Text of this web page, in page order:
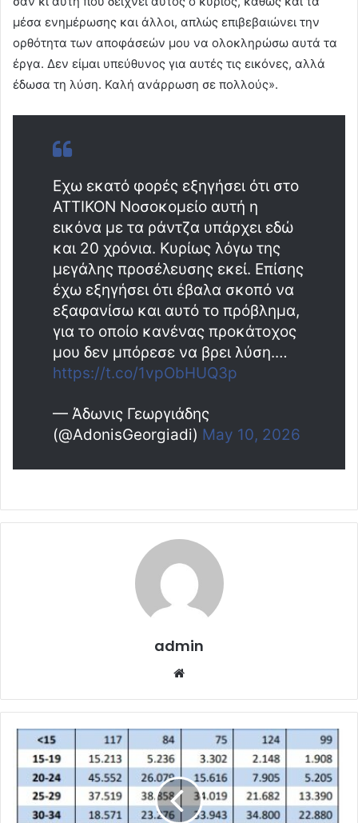
μέσα ενημέρωσης και άλλοι, απλώς επιβεβαιώνει την
ορθότητα των αποφάσεών μου να ολοκληρώσω αυτά τα
έργα. Δεν είμαι υπεύθυνος για αυτές τις εικόνες, αλλά
έδωσα τη λύση. Καλή ανάρρωση σε πολλούς».
Εχω εκατό φορές εξηγήσει ότι στο
ΑΤΤΙΚΟΝ Νοσοκομείο αυτή η
εικόνα με τα ράντζα υπάρχει εδώ
και 20 χρόνια. Κυρίως λόγω της
μεγάλης προσέλευσης εκεί. Επίσης
έχω εξηγήσει ότι έβαλα σκοπό να
εξαφανίσω και αυτό το πρόβλημα,
για το οποίο κανένας προκάτοχος
μου δεν μπόρεσε να βρει λύση.…
https://t.co/1vpObHUQ3p
— Άδωνις Γεωργιάδης
(@AdonisGeorgiadi) May 10, 2026
admin